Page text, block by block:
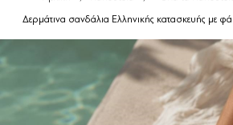
Δερμάτινα σανδάλια Ελληνικής κατασκευής με